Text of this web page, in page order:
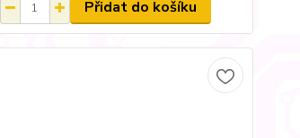
Přidat do košíku